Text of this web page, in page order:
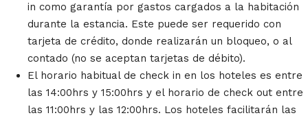
in como garantía por gastos cargados a la habitación
durante la estancia. Este puede ser requerido con
tarjeta de crédito, donde realizarán un bloqueo, o al
contado (no se aceptan tarjetas de débito).
El horario habitual de check in en los hoteles es entre
las 14:00hrs y 15:00hrs y el horario de check out entre
las 11:00hrs y las 12:00hrs. Los hoteles facilitarán las